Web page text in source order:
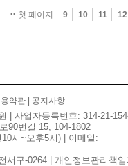
첫 페이지 9 10 11 12
약관 공지사항
| 사업자등록번호: 314-21-
90번길 15, 104-1802
시~오후5시) | 이메일:
서구-0264 | 개인정보관리책